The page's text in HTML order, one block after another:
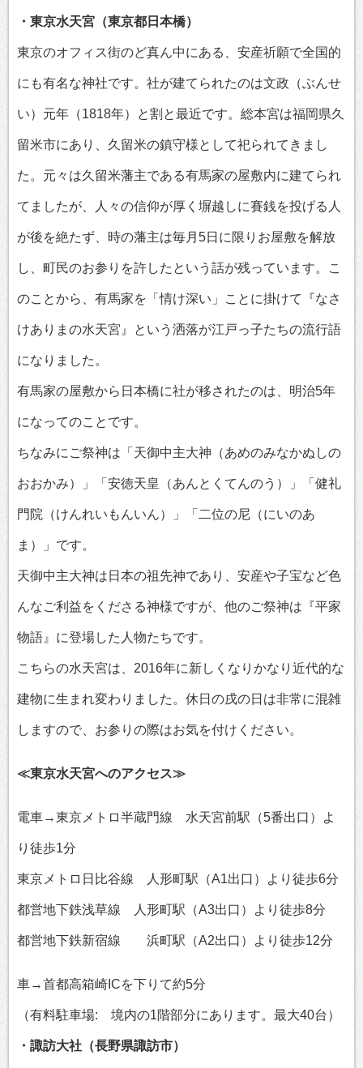
・東京水天宮（東京都日本橋）
東京のオフィス街のど真ん中にある、安産祈願で全国的
にも有名な神社です。社が建てられたのは文政（ぶんせ
い）元年（1818年）と割と最近です。総本宮は福岡県久
留米市にあり、久留米の鎮守様として祀られてきまし
た。元々は久留米藩主である有馬家の屋敷内に建てられ
てましたが、人々の信仰が厚く塀越しに賽銭を投げる人
が後を絶たず、時の藩主は毎月5日に限りお屋敷を解放
し、町民のお参りを許したという話が残っています。こ
のことから、有馬家を「情け深い」ことに掛けて『なさ
けありまの水天宮』という洒落が江戸っ子たちの流行語
になりました。
有馬家の屋敷から日本橋に社が移されたのは、明治5年
になってのことです。
ちなみにご祭神は「天御中主大神（あめのみなかぬしの
おおかみ）」「安徳天皇（あんとくてんのう）」「健礼
門院（けんれいもんいん）」「二位の尼（にいのあ
ま）」です。
天御中主大神は日本の祖先神であり、安産や子宝など色
んなご利益をくださる神様ですが、他のご祭神は『平家
物語』に登場した人物たちです。
こちらの水天宮は、2016年に新しくなりかなり近代的な
建物に生まれ変わりました。休日の戌の日は非常に混雑
しますので、お参りの際はお気を付けください。
≪東京水天宮へのアクセス≫
電車→東京メトロ半蔵門線 水天宮前駅（5番出口）よ
り徒歩1分
東京メトロ日比谷線 人形町駅（A1出口）より徒歩6分
都営地下鉄浅草線 人形町駅（A3出口）より徒歩8分
都営地下鉄新宿線 浜町駅（A2出口）より徒歩12分
車→首都高箱崎ICを下りて約5分
（有料駐車場: 境内の1階部分にあります。最大40台）
・諏訪大社（長野県諏訪市）